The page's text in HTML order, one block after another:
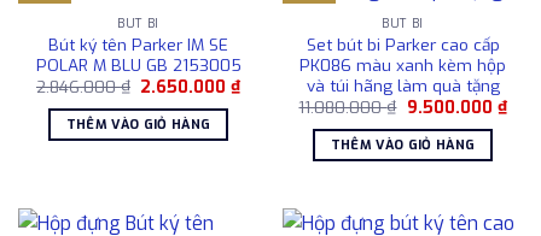
BÚT BI
Bút ký tên Parker IM SE
POLAR M BLU GB 2153005
2.846.000₫ Giá
là:
2.846.000 ₫.
2.650.000₫Giá
2.650.000 ₫.
THÊM VÀO GIỎ HÀNG
BÚT BI
Set bút bi Parker cao cấp
PK086 màu xanh kèm hộp
và túi hãng làm quà tặng
11.080.000₫ Giá
là:
11.080.000 ₫.
9.500.000 ₫Giá
THÊM VÀO GIỎ HÀNG